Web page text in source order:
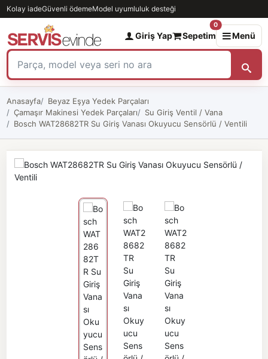
Kolay iadeGüvenli ödemeModel uyumluluk desteği
Giriş Yap Sepetim
0
Menü
Anasayfa
Beyaz Eşya Yedek Parçaları
Çamaşır Makinesi Yedek Parçaları
Su Giriş Ventil / Vana
Bosch WAT28682TR Su Giriş Vanası Okuyucu Sensörlü / Ventili